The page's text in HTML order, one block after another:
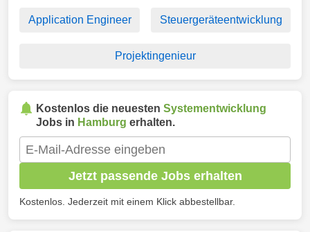
Application Engineer Steuergeräteentwicklung
Projektingenieur
Kostenlos die neuesten Systementwicklung
Jobs in Hamburg erhalten.
Jetzt passende Jobs erhalten
Kostenlos. Jederzeit mit einem Klick abbestellbar.